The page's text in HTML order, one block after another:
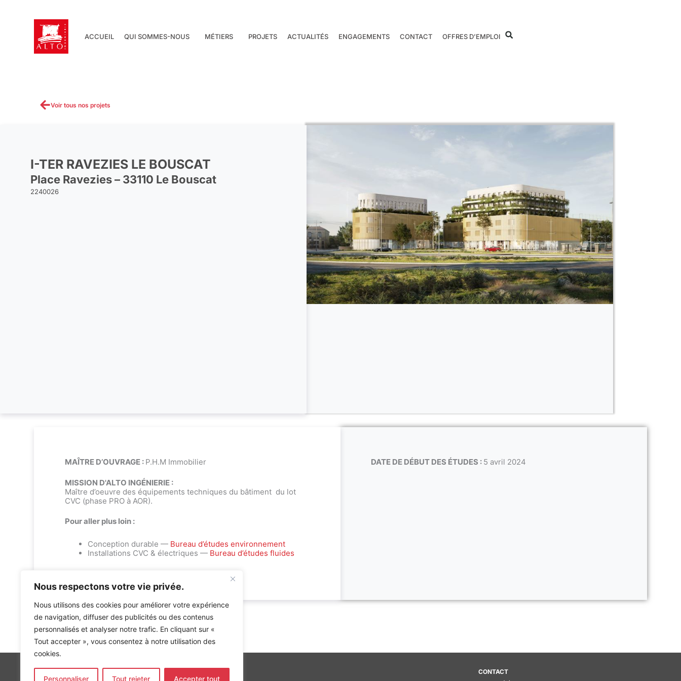
Nous respectons votre vie privée.
Nous utilisons des cookies pour améliorer votre expérience
de navigation, diffuser des publicités ou des contenus
personnalisés et analyser notre trafic. En cliquant sur «
Tout accepter », vous consentez à notre utilisation des
cookies.
Personnaliser Tout rejeter Accepter tout
ACCUEIL QUI SOMMES-NOUS MÉTIERS PROJETS ACTUALITÉS ENGAGEMENTS CONTACT OFFRES D’EMPLOI
Voir tous nos projets
I-TER RAVEZIES LE BOUSCAT
Place Ravezies – 33110 Le Bouscat
2240026
DATE DE DÉBUT DES ÉTUDES : 5 avril 2024
MAÎTRE D’OUVRAGE : P.H.M Immobilier
MISSION D'ALTO INGÉNIERIE :
Maître d’oeuvre des équipements techniques du bâtiment du lot
CVC (phase PRO à AOR).
Pour aller plus loin :
Conception durable — Bureau d’études environnement
Installations CVC & électriques — Bureau d’études fluides
Accueil»Références»I-TER Ravezies Le Bouscat
CONTACT